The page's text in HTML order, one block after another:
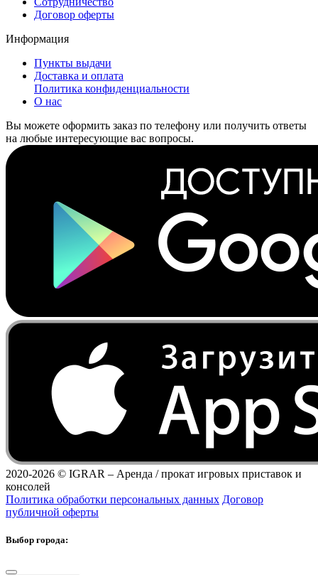
Договор оферты
Информация
Пункты выдачи
Доставка и оплата
Политика конфиденциальности
О нас
Вы можете оформить заказ по телефону или получить ответы
на любые интересующие вас вопросы.
2020-2026 © IGRAR – Аренда / прокат игровых приставок и
консолей
Политика обработки персональных данных Договор
публичной оферты
Выбор города: